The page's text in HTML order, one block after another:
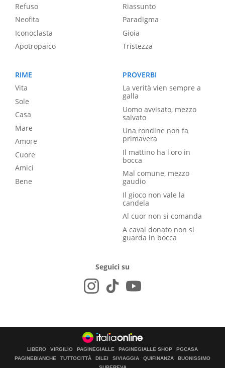
Refuso
Neofita
Iconoclasta
Apotropaico
Riassunto
Paradigma
Gioia
Tristezza
RIME
Vita
Sole
Casa
Mare
Amore
Cuore
Amici
Bene
PROVERBI
La verità vien sempre a
galla
Uomo avvisato, mezzo
salvato
Una rondine non fa
primavera
Il mattino ha l'oro in
bocca
Mal comune, mezzo
gaudio
Il gioco non vale la
candela
Al cuor non si comanda
A caval donato non si
guarda in bocca
Seguici su
LIBERO VIRGILIO PAGINEGIALLE PAGINEGIALLE SHOP
PGCASA
PAGINEBIANCHE
TUTTOCITTÀ DILEI SIVIAGGIA QUIFINANZA
BUONISSIMO